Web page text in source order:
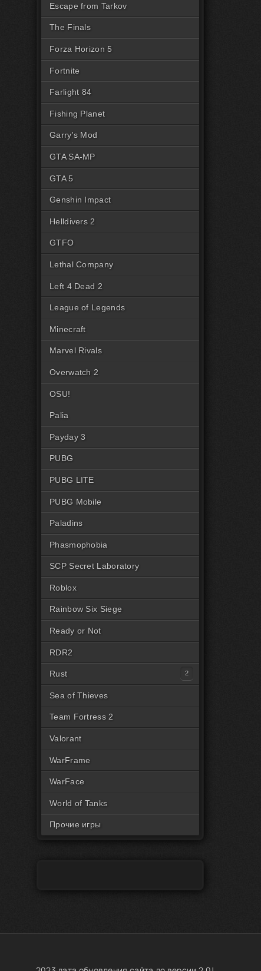
Escape from Tarkov
The Finals
Forza Horizon 5
Fortnite
Farlight 84
Fishing Planet
Garry's Mod
GTA SA-MP
GTA 5
Genshin Impact
Helldivers 2
GTFO
Lethal Company
Left 4 Dead 2
League of Legends
Minecraft
Marvel Rivals
Overwatch 2
OSU!
Palia
Payday 3
PUBG
PUBG LITE
PUBG Mobile
Paladins
Phasmophobia
SCP Secret Laboratory
Roblox
Rainbow Six Siege
Ready or Not
RDR2
Rust
Читы на Rust Steam
Читы на Rust Пиратка
Sea of Thieves
Team Fortress 2
Valorant
WarFrame
WarFace
World of Tanks
Прочие игры